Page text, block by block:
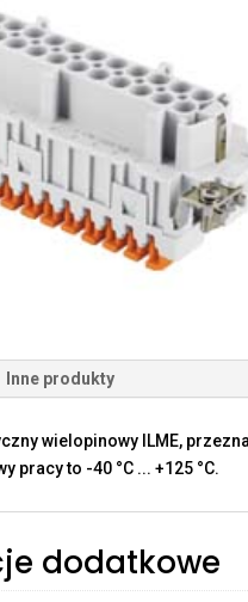
Inne produkty
wielopinowy ILME,
pracy to -40 °C ... +125 °C.
dodatkowe